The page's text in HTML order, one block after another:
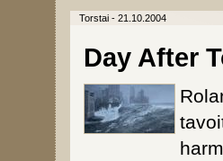
Torstai - 21.10.2004
Day After